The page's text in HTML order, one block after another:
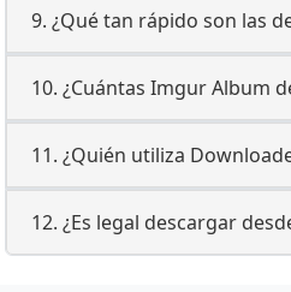
9. ¿Qué tan rápido son las
10. ¿Cuántas Imgur Album
11. ¿Quién utiliza
12. ¿Es legal descargar